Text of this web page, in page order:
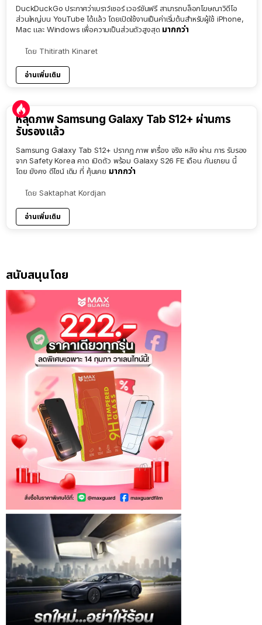
DuckDuckGo ประกาศว่าเบราว์เซอร์ เวอร์ชันฟรี สามารถบล็อกโฆษณาวิดีโอ
ส่วนใหญ่บน YouTube ได้แล้ว โดยเปิดใช้งานเป็นค่าเริ่มต้นสำหรับผู้ใช้ iPhone,
Mac และ Windows เพื่อความเป็นส่วนตัวสูงสุด มากกว่า
โดย Thitirath Kinaret
อ่านเพิ่มเติม
หลุดภาพ Samsung Galaxy Tab S12+ ผ่านการ
รับรองแล้ว
Samsung Galaxy Tab S12+ ปรากฏ ภาพ เครื่อง จริง หลัง ผ่าน การ รับรอง
จาก Safety Korea คาด เปิดตัว พร้อม Galaxy S26 FE เดือน กันยายน นี้
โดย ยังคง ดีไซน์ เดิม ที่ คุ้นเคย มากกว่า
โดย Saktaphat Kordjan
อ่านเพิ่มเติม
สนับสนุนโดย